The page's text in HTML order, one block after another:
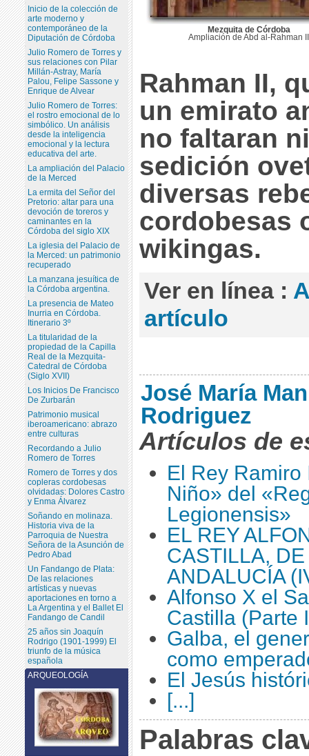
Mezquita de Córdoba
Ampliación de Abd al-Rahman II
Rahman II,
un emirato
no faltaran
sedición
diversas
cordobesas
wikingas.
Ver en línea :
artículo
José María
Rodriguez
Artículos de
El Rey Ramiro
Niño» del
Legionensis»
EL REY
CASTILLA,
ANDALUCÍA
Alfonso X el
Castilla (Parte
Galba, el
como
El Jesús
[...]
Palabras
ARQUEOLOGÍA
Inicio de la colección de
arte moderno y
contemporáneo de la
Diputación de Córdoba
Julio Romero de Torres y
sus relaciones con Pilar
Millán-Astray, María
Palou, Felipe Sassone y
Enrique de Alvear
Julio Romero de Torres:
el rostro emocional de lo
simbólico. Un análisis
desde la inteligencia
emocional y la lectura
educativa del arte.
La ampliación del Palacio
de la Merced
La ermita del Señor del
Pretorio: altar para una
devoción de toreros y
caminantes en la
Córdoba del siglo XIX
La iglesia del Palacio de
la Merced: un patrimonio
recuperado
La manzana jesuítica de
la Córdoba argentina.
La presencia de Mateo
Inurria en Córdoba.
Itinerario 3º
La titularidad de la
propiedad de la Capilla
Real de la Mezquita-
Catedral de Córdoba
(Siglo XVII)
Los Inicios De Francisco
De Zurbarán
Patrimonio musical
iberoamericano: abrazo
entre culturas
Recordando a Julio
Romero de Torres
Romero de Torres y dos
copleras cordobesas
olvidadas: Dolores Castro
y Enma Álvarez
Soñando en molinaza.
Historia viva de la
Parroquia de Nuestra
Señora de la Asunción de
Pedro Abad
Un Fandango de Plata:
De las relaciones
artísticas y nuevas
aportaciones en torno a
La Argentina y el Ballet El
Fandango de Candil
25 años sin Joaquín
Rodrigo (1901-1999) El
triunfo de la música
española